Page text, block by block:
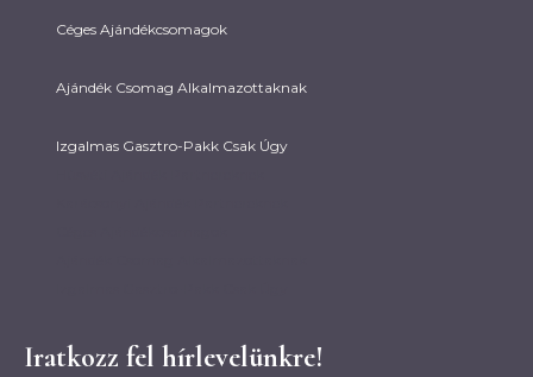
Céges Ajándékcsomagok
Ajándék Csomag Alkalmazottaknak
Izgalmas Gasztro-Pakk Csak Úgy
Iratkozz fel hírlevelünkre!